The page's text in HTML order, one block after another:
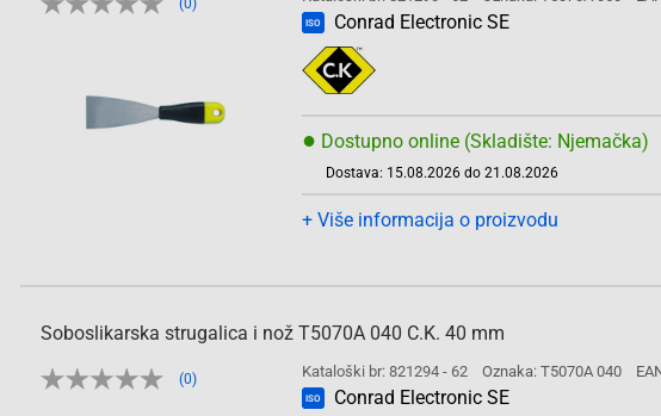
(0)
ISO Conrad Electronic SE
● Dostupno online (Skladište: Njemačka)
Dostava: 15.08.2026 do 21.08.2026
+ Više informacija o proizvodu
Soboslikarska strugalica i nož T5070A 040 C.K. 40 mm
(0) Kataloški br: 821294 - 62 Oznaka: T5070A 040
ISO Conrad Electronic SE